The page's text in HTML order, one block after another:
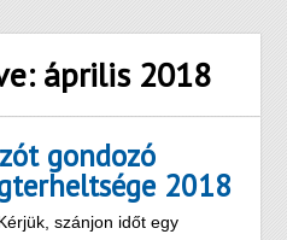
április 2018
gondozó
2018
szánjon időt egy